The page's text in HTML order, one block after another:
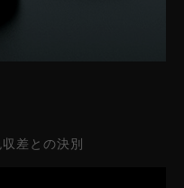
差との決別